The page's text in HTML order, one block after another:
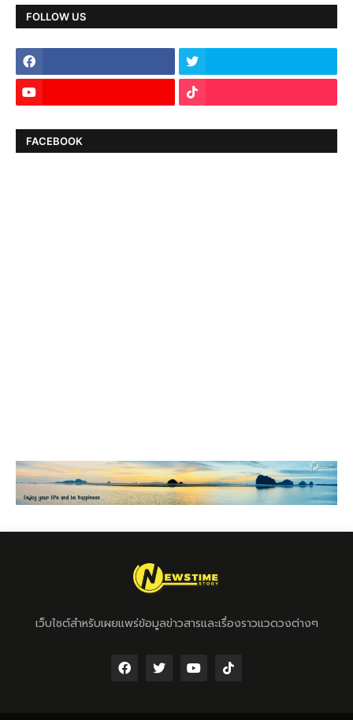
FOLLOW US
FACEBOOK
เว็บไซต์สำหรับเผยแพร่ข้อมูลข่าวสารและเรื่องราวแวดวงต่างๆ